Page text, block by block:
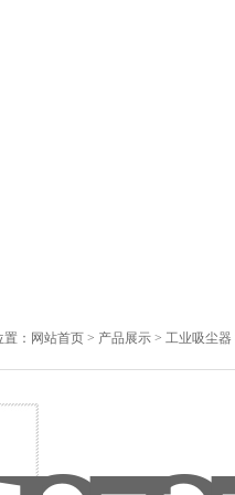
： 网站首页 > 产品展示 > 工业吸尘器